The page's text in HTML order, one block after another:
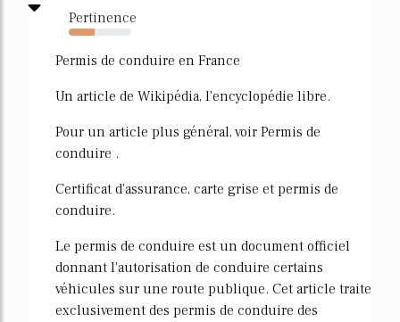
Pertinence
42%
Permis de conduire en France
Un article de Wikipédia, l'encyclopédie libre.
Pour un article plus général, voir Permis de
conduire .
Certificat d'assurance, carte grise et permis de
conduire.
Le permis de conduire est un document officiel
donnant l'autorisation de conduire certains
véhicules sur une route publique. Cet article traite
exclusivement des permis de conduire des